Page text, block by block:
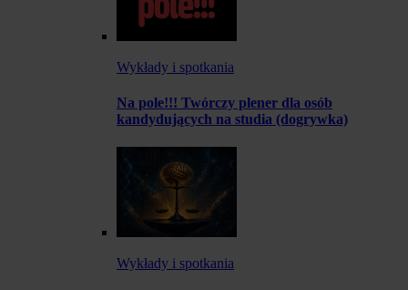
Wykłady i spotkania
Na pole!!! Twórczy plener dla osób
kandydujących na studia (dogrywka)
Wykłady i spotkania